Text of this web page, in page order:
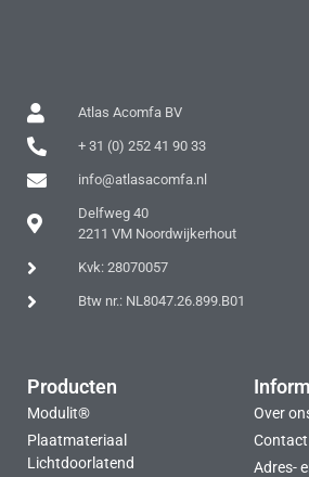
Atlas Acomfa BV
+ 31 (0) 252 41 90 33
info@atlasacomfa.nl
Delfweg 40
2211 VM Noordwijkerhout
Kvk: 28070057
Btw nr.: NL8047.26.899.B01
Producten
Modulit®
Plaatmateriaal
Lichtdoorlatend
Over
Contact
Adres-